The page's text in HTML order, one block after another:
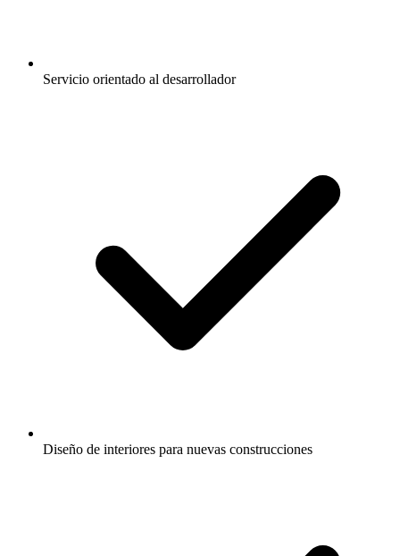
Servicio orientado al desarrollador
Diseño de interiores para nuevas construcciones